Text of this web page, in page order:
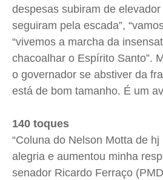
despesas subiram de
seguiram pela escada”,
“vivemos a marcha da
chacoalhar o Espírito Santo”.
o governador se abstiver da
está de bom tamanho. É um
140 toques
“Coluna do Nelson Motta de
alegria e aumentou minha
senador Ricardo Ferraço